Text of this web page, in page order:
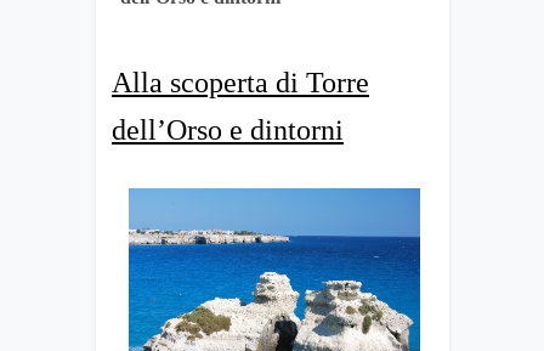
Alla scoperta di Torre
dell’Orso e dintorni